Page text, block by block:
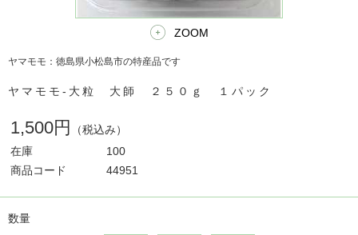
ZOOM
ヤマモモ：徳島県小松島市の特産品です
ヤマモモ-大粒 大師 ２５０ｇ １パック
1,500円
（税込み）
在庫
100
商品コード
44951
数量